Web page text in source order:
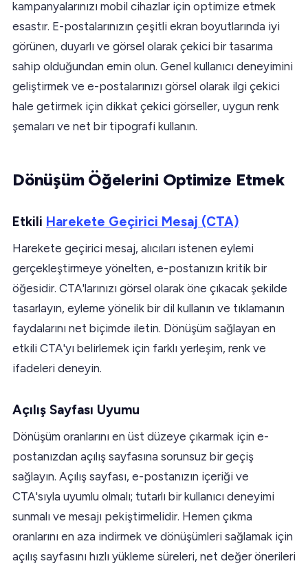
kampanyalarınızı mobil cihazlar için optimize etmek
esastır. E-postalarınızın çeşitli ekran boyutlarında iyi
görünen, duyarlı ve görsel olarak çekici bir tasarıma
sahip olduğundan emin olun. Genel kullanıcı deneyimini
geliştirmek ve e-postalarınızı görsel olarak ilgi çekici
hale getirmek için dikkat çekici görseller, uygun renk
şemaları ve net bir tipografi kullanın.
Dönüşüm Öğelerini Optimize Etmek
Etkili Harekete Geçirici Mesaj (CTA)
Harekete geçirici mesaj, alıcıları istenen eylemi
gerçekleştirmeye yönelten, e-postanızın kritik bir
öğesidir. CTA'larınızı görsel olarak öne çıkacak şekilde
tasarlayın, eyleme yönelik bir dil kullanın ve tıklamanın
faydalarını net biçimde iletin. Dönüşüm sağlayan en
etkili CTA'yı belirlemek için farklı yerleşim, renk ve
ifadeleri deneyin.
Açılış Sayfası Uyumu
Dönüşüm oranlarını en üst düzeye çıkarmak için e-
postanızdan açılış sayfasına sorunsuz bir geçiş
sağlayın. Açılış sayfası, e-postanızın içeriği ve
CTA'sıyla uyumlu olmalı; tutarlı bir kullanıcı deneyimi
sunmalı ve mesajı pekiştirmelidir. Hemen çıkma
oranlarını en aza indirmek ve dönüşümleri sağlamak için
açılış sayfasını hızlı yükleme süreleri, net değer önerileri